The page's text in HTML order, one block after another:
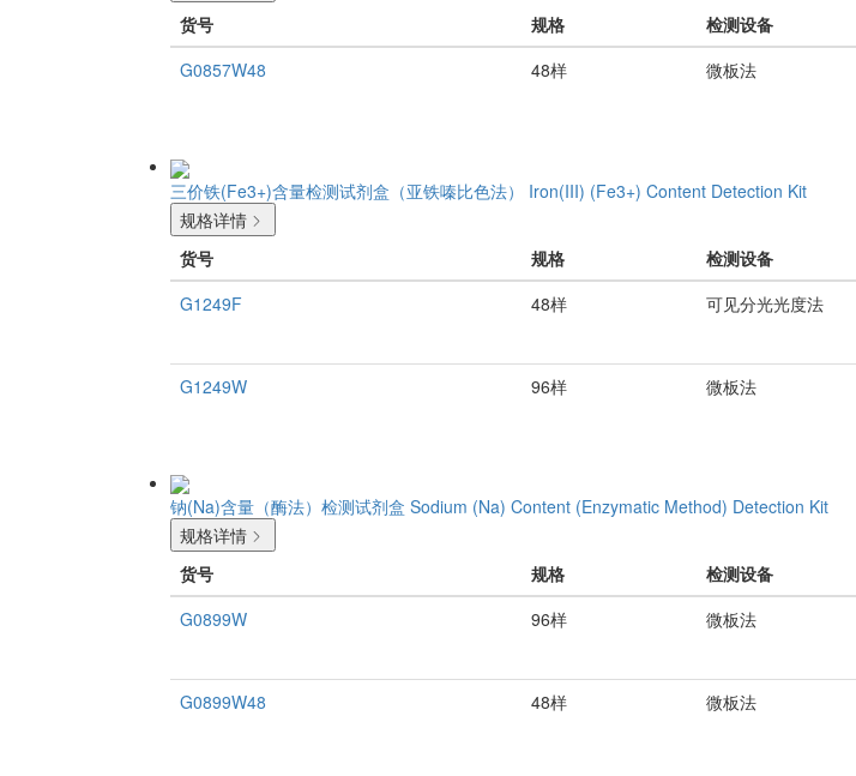
货号
规格 检测设备
G0857W48
48样 微板法
三价铁(Fe3+)含量检测试剂盒（亚铁嗪比色法）
Iron(III) (Fe3+) Content Detection Kit
规格详情
货号
规格 检测设备
G1249F
48样 可见分光光度法
G1249W
96样 微板法
钠(Na)含量（酶法）检测试剂盒 Sodium (Na) Content (Enzymatic Method) Detection Kit
规格详情
货号
规格 检测设备
G0899W
96样 微板法
G0899W48
48样 微板法